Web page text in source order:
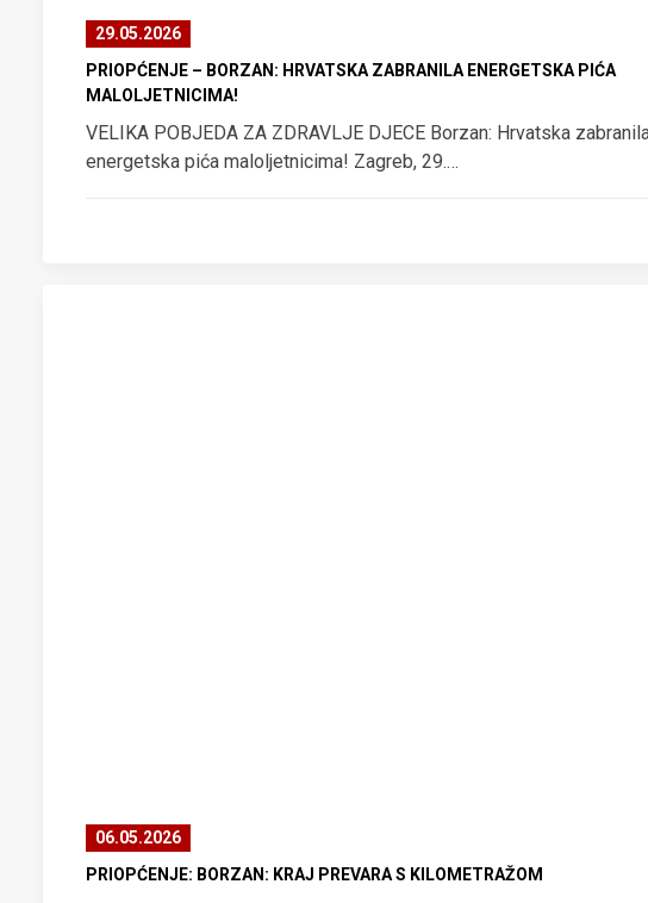
29.05.2026
PRIOPĆENJE – BORZAN: HRVATSKA ZABRANILA ENERGETSKA PIĆA
MALOLJETNICIMA!
VELIKA POBJEDA ZA ZDRAVLJE DJECE Borzan: Hrvatska
energetska pića maloljetnicima! Zagreb, 29.…
06.05.2026
PRIOPĆENJE: BORZAN: KRAJ PREVARA S KILOMETRAŽOM